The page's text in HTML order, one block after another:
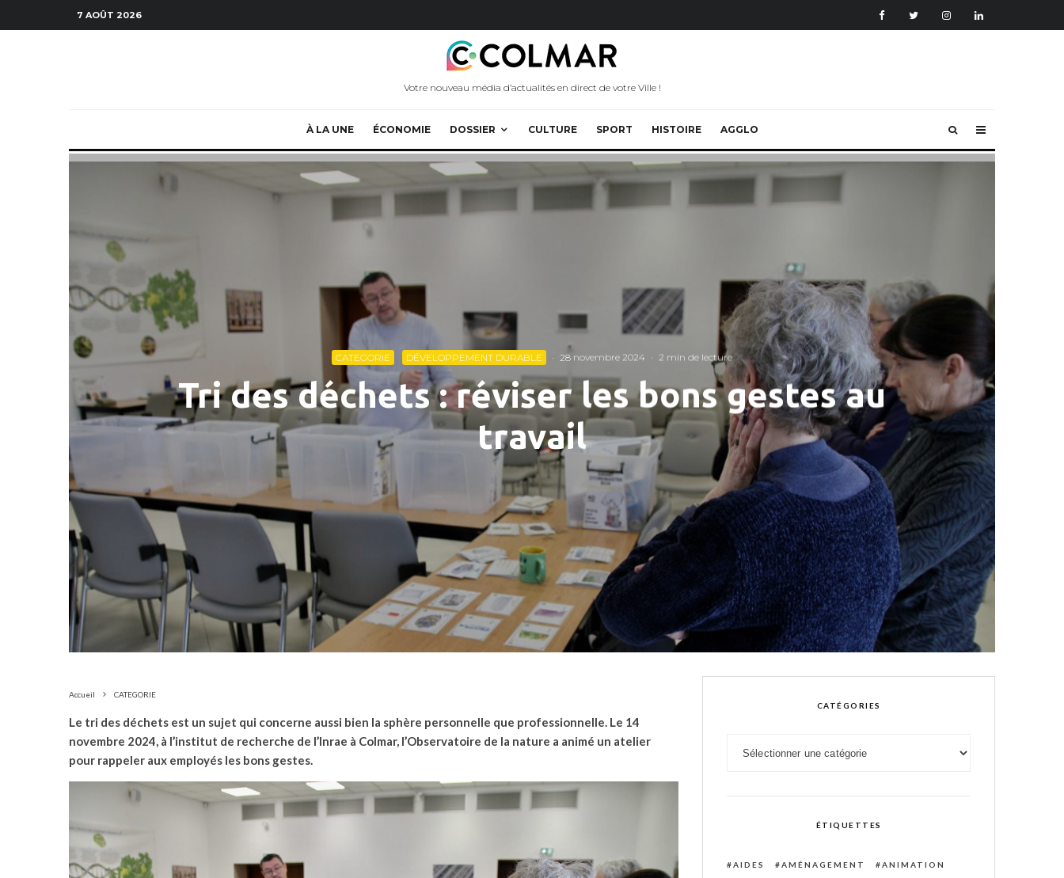
7 AOÛT 2026
Votre nouveau média d’actualités en direct de votre Ville !
À LA UNE ÉCONOMIE DOSSIER CULTURE SPORT HISTOIRE AGGLO
CATEGORIE DÉVELOPPEMENT DURABLE · 28 novembre 2024 · 2 min de lecture
Tri des déchets : réviser les bons gestes au
travail
Accueil CATEGORIE
Le tri des déchets est un sujet qui concerne aussi bien la sphère personnelle que professionnelle. Le 14
novembre 2024, à l’institut de recherche de l’Inrae à Colmar, l’Observatoire de la nature a animé un atelier
pour rappeler aux employés les bons gestes.
CATÉGORIES
ÉTIQUETTES
AIDES AMÉNAGEMENT
ANIMATION